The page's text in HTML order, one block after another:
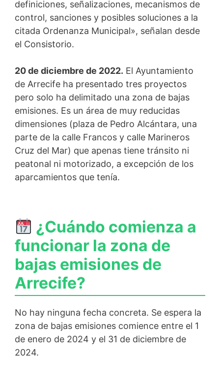
definiciones, señalizaciones, mecanismos de
control, sanciones y posibles soluciones a la
citada Ordenanza Municipal», señalan desde
el Consistorio.
20 de diciembre de 2022. El Ayuntamiento
de Arrecife ha presentado tres proyectos
pero solo ha delimitado una zona de bajas
emisiones. Es un área de muy reducidas
dimensiones (plaza de Pedro Alcántara, una
parte de la calle Francos y calle Marineros
Cruz del Mar) que apenas tiene tránsito ni
peatonal ni motorizado, a excepción de los
aparcamientos que tenía.
¿Cuándo comienza a
funcionar la zona de
bajas emisiones de
Arrecife?
No hay ninguna fecha concreta. Se espera la
zona de bajas emisiones comience entre el 1
de enero de 2024 y el 31 de diciembre de
2024.